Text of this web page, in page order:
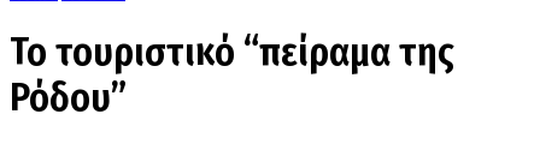
Το τουριστικό “πείραμα της
Ρόδου”